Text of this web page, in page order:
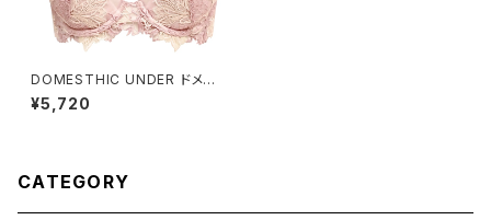
DOMESTHIC UNDER ドメス
ティックアンダー アラベスク
ブラジャー（ピンクベージュ）D2
¥5,720
CATEGORY